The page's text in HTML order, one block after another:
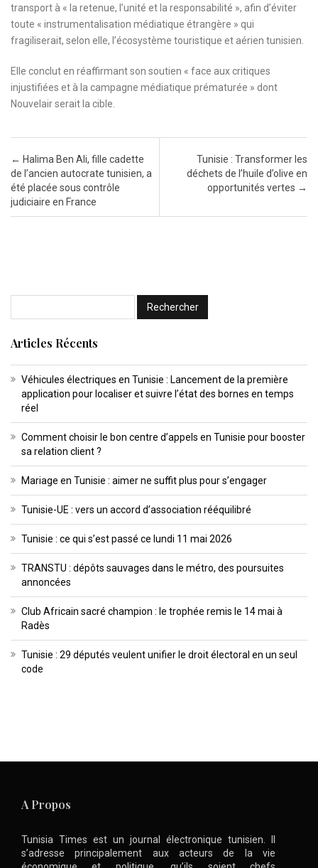
transport à « la retenue, l’unité et la responsabilité », afin d’éviter
toute « instrumentalisation médiatique étrangère » qui
fragiliserait, selon elle, l’écosystème touristique et aérien tunisien.
Elle conclut en réaffirmant son soutien « face aux critiques
injustifiées et à la campagne médiatique prématurée » dont
Nouvelair serait la cible.
Post navigation
← Halima Ben Ali, fille cadette
de l’ancien autocrate tunisien, a
été placée sous contrôle
judiciaire en France
Tunisie : Transformer les
déchets de l’huile d’olive en
opportunités vertes →
Articles Récents
Véhicules électriques en Tunisie : Lancement de la première
application pour localiser et suivre l’état des bornes en temps
réel
Comment choisir le bon centre d’appels en Tunisie pour booster
sa relation client ?
Mariage en Tunisie : aimer ne suffit plus pour s’engager
Tunisie-UE : vers un accord d’association rééquilibré
Tunisie : ce qui s’est passé ce lundi 11 mai 2026
TRANSTU : dépôts sauvages dans le métro, des poursuites
annoncées
Club Africain sacré champion : le trophée remis le 14 mai à
Radès
Tunisie : 29 députés veulent unifier le droit électoral en un seul
code
A Propos
Tunisia Times est un journal électronique tunisien. Il
s’adresse principalement aux acteurs de la vie